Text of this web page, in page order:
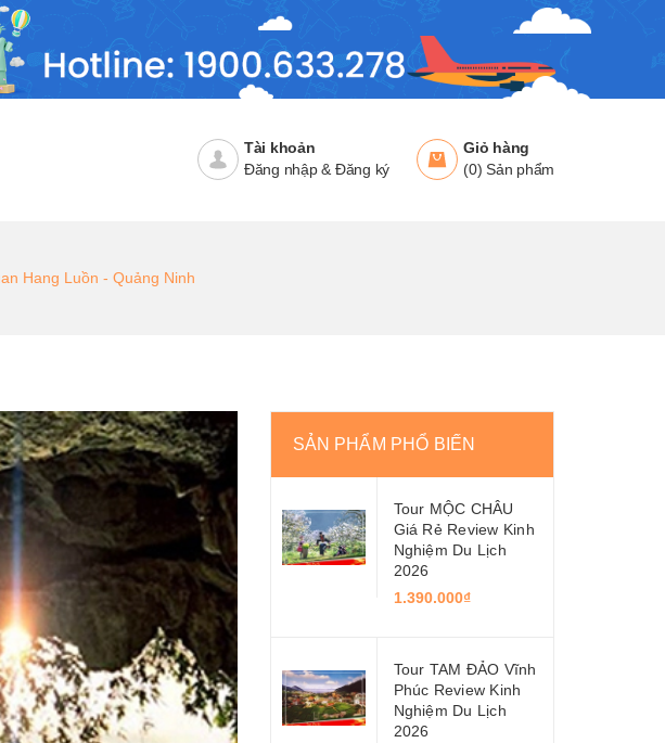
Giỏ hàng
(0) Sản phẩm
Tài khoản
Đăng nhập& Đăng ký
Hang Luồn - Quảng Ninh
SẢN PHẨM PHỔ BIẾN
Tour MỘC CHÂU
Giá Rẻ Review Kinh
Nghiệm Du Lịch
2026
1.390.000₫
Tour TAM ĐẢO Vĩnh
Phúc Review Kinh
Nghiệm Du Lịch
2026